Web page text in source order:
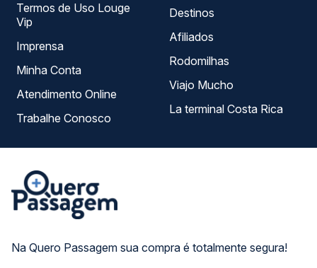
Na Quero Passagem sua compra é totalmente segura!
Termos de Uso Louge
Vip
Imprensa
Minha Conta
Atendimento Online
Trabalhe Conosco
Destinos
Afiliados
Rodomilhas
Viajo Mucho
La terminal Costa Rica